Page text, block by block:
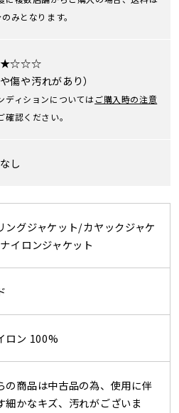
みとなります。
や傷や汚れがあり）
ディションについてはご購入時の注意
確認ください。
し
ングジャケット/カヤックジャケ
イロンジャケット
ロン 100%
の商品は中古品の為、使用に伴
細かなキズ、汚れがございま